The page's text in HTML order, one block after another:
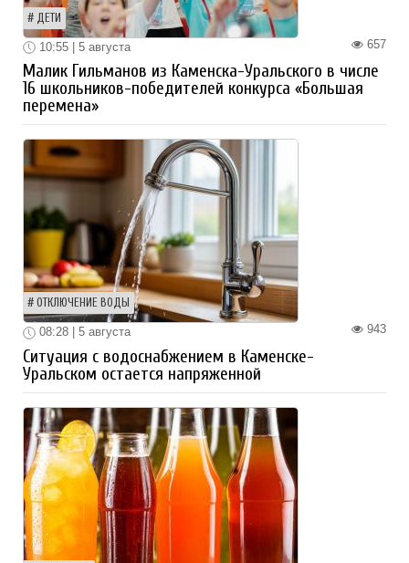
ДЕТИ
657
10:55 | 5 августа
Малик Гильманов из Каменска-Уральского в числе
16 школьников-победителей конкурса «Большая
перемена»
ОТКЛЮЧЕНИЕ ВОДЫ
943
08:28 | 5 августа
Ситуация с водоснабжением в Каменске-
Уральском остается напряженной